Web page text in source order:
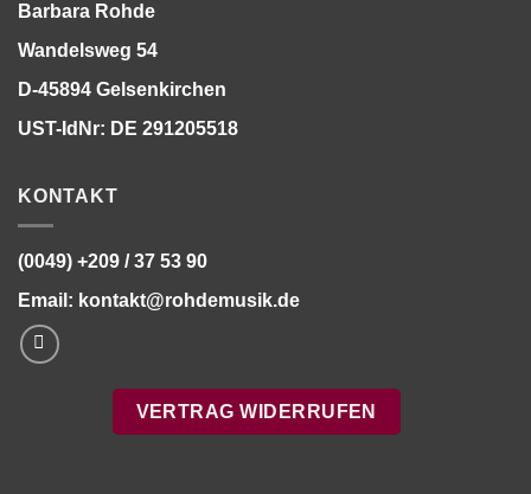
Barbara Rohde
Wandelsweg 54
D-45894 Gelsenkirchen
UST-IdNr: DE 291205518
KONTAKT
(0049) +209 / 37 53 90
Email: kontakt@rohdemusik.de
VERTRAG WIDERRUFEN